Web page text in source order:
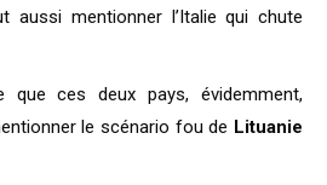
aussi mentionner l’Italie qui chute
que ces deux pays, évidemment,
le scénario fou de Lituanie